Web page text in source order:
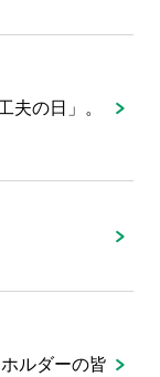
の日」。
ルダーの皆